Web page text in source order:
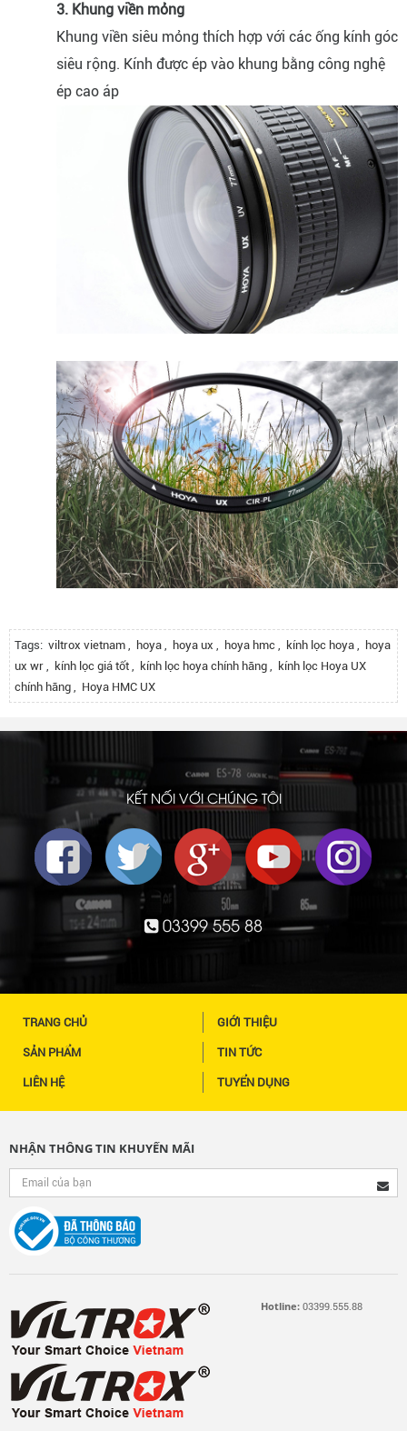
3. Khung viền mỏng
Khung viền siêu mỏng thích hợp với các ống kính góc
siêu rộng. Kính được ép vào khung bằng công nghệ
ép cao áp
Tags: viltrox vietnam , hoya , hoya ux , hoya hmc , kính lọc hoya , hoya
ux wr , kính lọc giá tốt , kính lọc hoya chính hãng , kính lọc Hoya UX
chính hãng , Hoya HMC UX
KẾT NỐI VỚI CHÚNG TÔI
03399 555 88
TRANG CHỦ GIỚI THIỆU
SẢN PHẨM TIN TỨC
LIÊN HỆ TUYỂN DỤNG
NHẬN THÔNG TIN KHUYẾN MÃI
Hotline: 03399.555.88